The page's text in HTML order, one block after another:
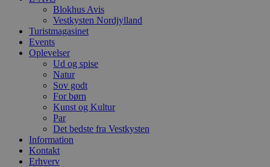
Blokhus Avis
Vestkysten Nordjylland
Turistmagasinet
Events
Oplevelser
Ud og spise
Natur
Sov godt
For børn
Kunst og Kultur
Par
Det bedste fra Vestkysten
Information
Kontakt
Erhverv